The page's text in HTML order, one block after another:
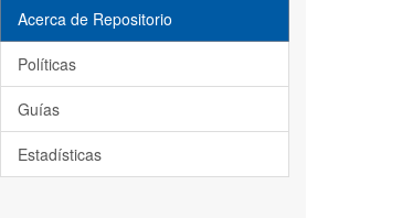
Acerca de Repositorio
Políticas
Guías
Estadísticas